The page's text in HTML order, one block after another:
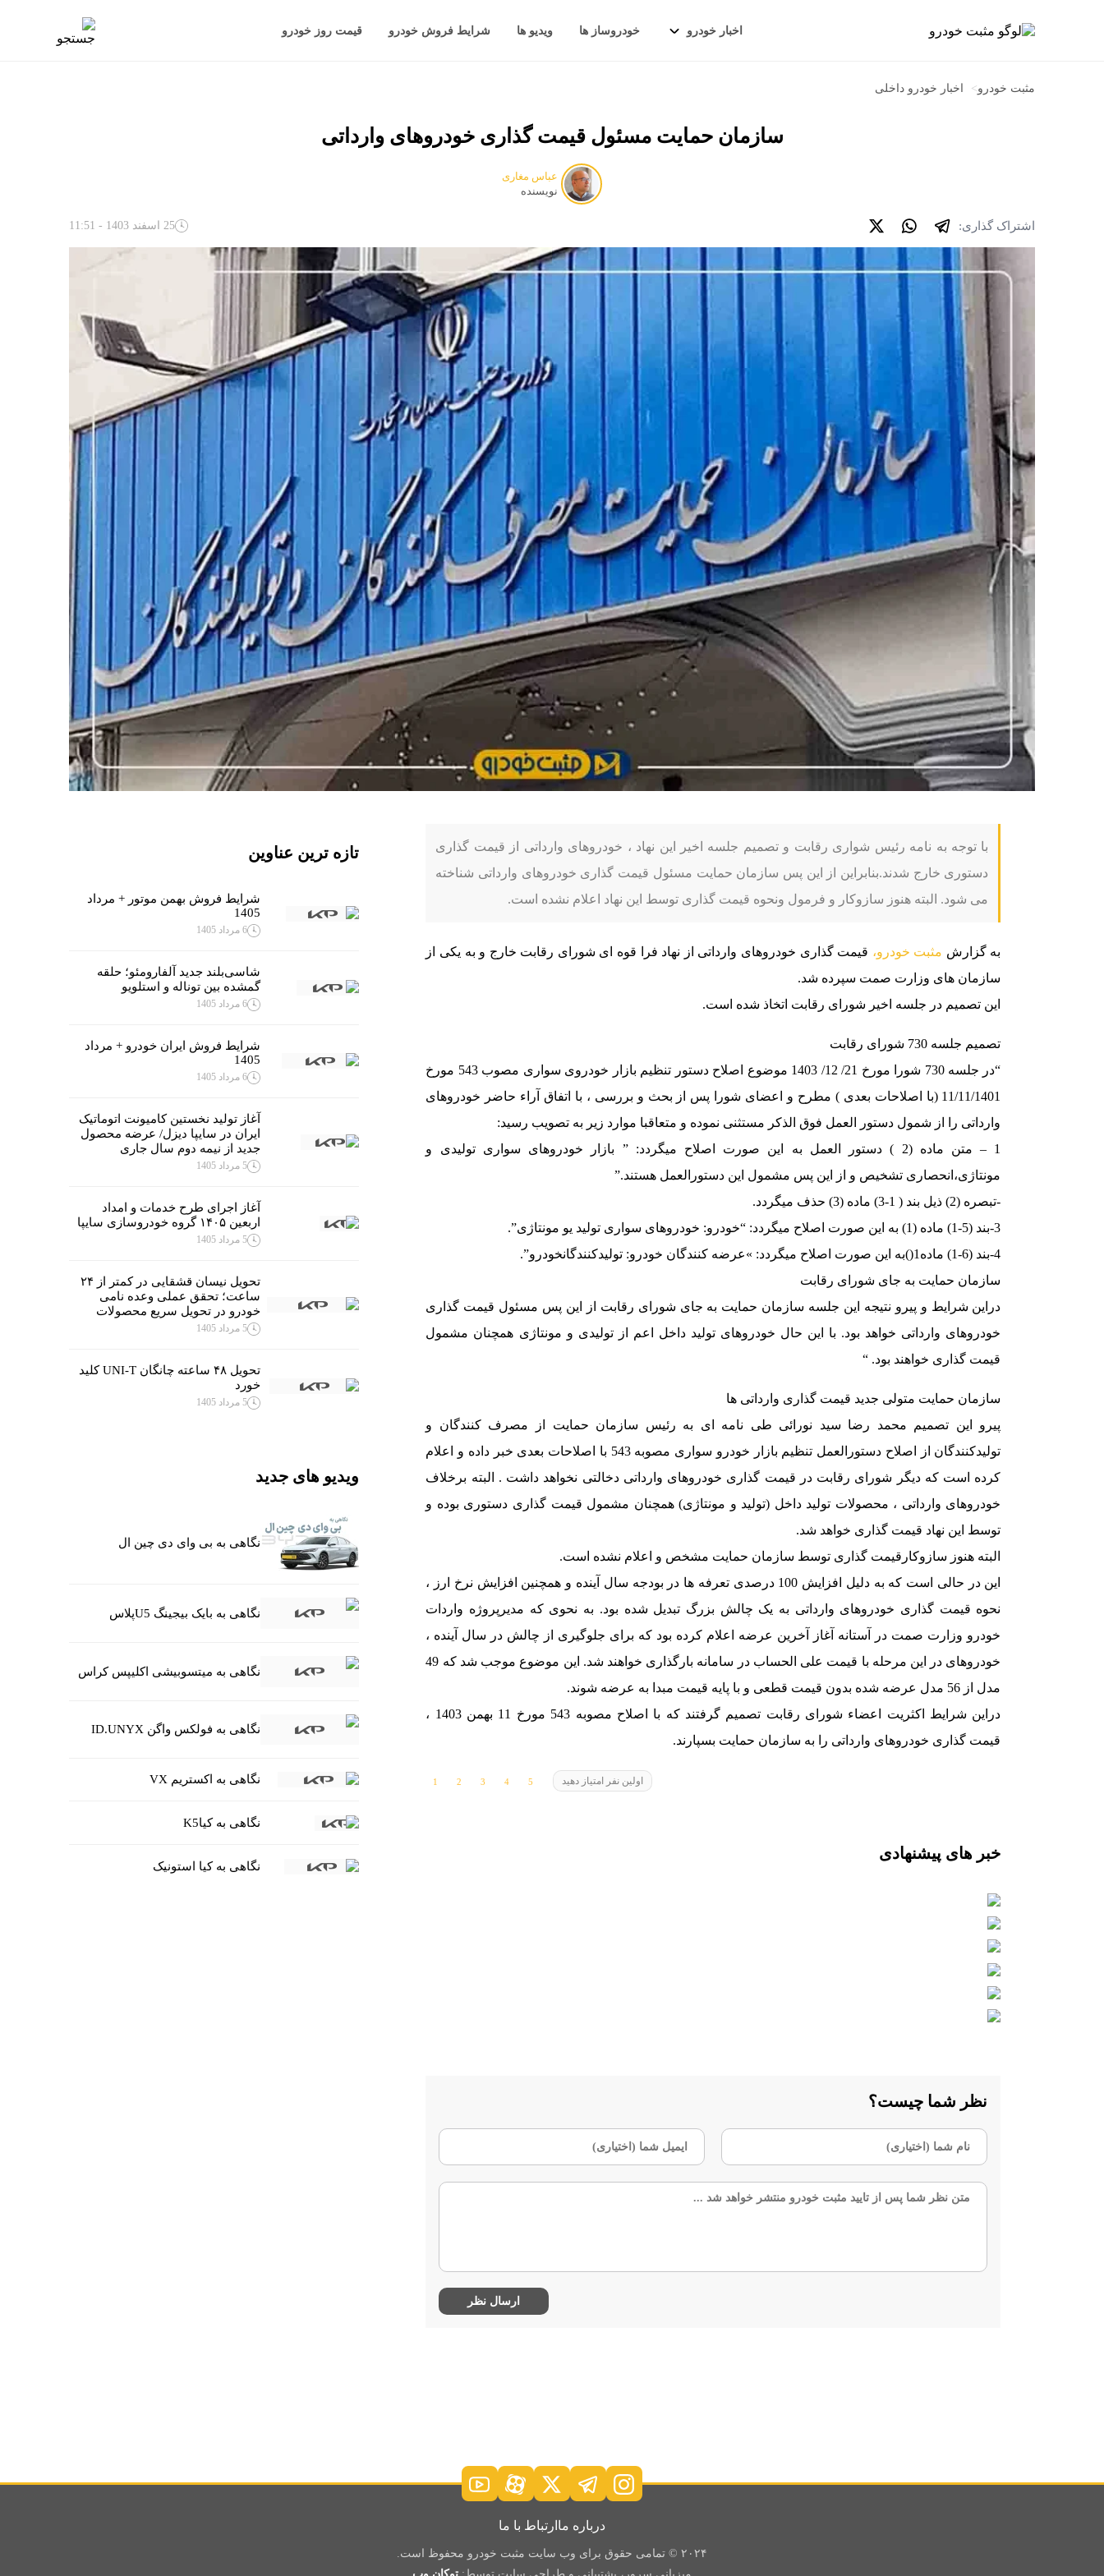
اخبار خودرو خودروساز ها ویدیو ها شرایط فروش خودرو قیمت روز خودرو
مثبت خودرو> اخبار خودرو داخلی
سازمان حمایت مسئول قیمت گذاری خودروهای وارداتی
عباس مغاری
نویسنده
اشتراک گذاری: 25 اسفند 1403 - 11:51
با توجه به نامه رئیس شواری رقابت و تصمیم جلسه اخیر این نهاد ، خودروهای وارداتی از قیمت گذاری
دستوری خارج شدند.بنابراین از این پس سازمان حمایت مسئول قیمت گذاری خودروهای وارداتی شناخته
می شود. البته هنوز سازوکار و فرمول ونحوه قیمت گذاری توسط این نهاد اعلام نشده است.
به گزارش مثبت خودرو، قیمت گذاری خودروهای وارداتی از نهاد فرا قوه ای شورای رقابت خارج و به یکی از
سازمان های وزارت صمت سپرده شد.
این تصمیم در جلسه اخیر شورای رقابت اتخاذ شده است.
تصمیم جلسه 730 شورای رقابت
“در جلسه 730 شورا مورخ 21/ 12/ 1403 موضوع اصلاح دستور تنظیم بازار خودروی سواری مصوب 543 مورخ
11/11/1401 (با اصلاحات بعدی ) مطرح و اعضای شورا پس از بحث و بررسی ، با اتفاق آراء حاضر خودروهای
وارداتی را از شمول دستور العمل فوق الذکر مستثنی نموده و متعاقبا موارد زیر به تصویب رسید:
1 – متن ماده (2 ) دستور العمل به این صورت اصلاح میگردد: ” بازار خودروهای سواری تولیدی و
مونتاژی،انحصاری تشخیص و از این پس مشمول این دستورالعمل هستند.”
-تبصره (2) ذیل بند ( 1-3) ماده (3) حذف میگردد.
3-بند (5-1) ماده (1) به این صورت اصلاح میگردد: “خودرو: خودروهای سواری تولید یو مونتاژی”.
4-بند (6-1) ماده1()به این صورت اصلاح میگردد: »عرضه کنندگان خودرو: تولیدکنندگانخودرو”.
سازمان حمایت به جای شورای رقابت
دراین شرایط و پیرو نتیجه این جلسه سازمان حمایت به جای شورای رقابت از این پس مسئول قیمت گذاری
خودروهای وارداتی خواهد بود. با این حال خودروهای تولید داخل اعم از تولیدی و مونتاژی همچنان مشمول
قیمت گذاری خواهند بود. “
سازمان حمایت متولی جدید قیمت گذاری وارداتی ها
پیرو این تصمیم محمد رضا سید نورائی طی نامه ای به رئیس سازمان حمایت از مصرف کنندگان و
تولیدکنندگان از اصلاح دستورالعمل تنظیم بازار خودرو سواری مصوبه 543 با اصلاحات بعدی خبر داده و اعلام
کرده است که دیگر شورای رقابت در قیمت گذاری خودروهای وارداتی دخالتی نخواهد داشت . البته برخلاف
خودروهای وارداتی ، محصولات تولید داخل (تولید و مونتاژی) همچنان مشمول قیمت گذاری دستوری بوده و
توسط این نهاد قیمت گذاری خواهد شد.
البته هنوز سازوکارقیمت گذاری توسط سازمان حمایت مشخص و اعلام نشده است.
این در حالی است که به دلیل افزایش 100 درصدی تعرفه ها در بودجه سال آینده و همچنین افزایش نرخ ارز ،
نحوه قیمت گذاری خودروهای وارداتی به یک چالش بزرگ تبدیل شده بود. به نحوی که مدیرپروژه واردات
خودرو وزارت صمت در آستانه آغاز آخرین عرضه اعلام کرده بود که برای جلوگیری از چالش در سال آینده ،
خودروهای در این مرحله با قیمت علی الحساب در سامانه بارگذاری خواهند شد. این موضوع موجب شد که 49
مدل از 56 مدل عرضه شده بدون قیمت قطعی و با پایه قیمت مبدا به عرضه شوند.
دراین شرایط اکثریت اعضاء شورای رقابت تصمیم گرفتند که با اصلاح مصوبه 543 مورخ 11 بهمن 1403 ،
قیمت گذاری خودروهای وارداتی را به سازمان حمایت بسپارند.
اولین نفر امتیاز دهید
خبر های پیشنهادی
نظر شما چیست؟
تازه ترین عناوین
شرایط فروش بهمن موتور + مرداد
1405
6 مرداد 1405
شاسی‌بلند جدید آلفارومئو؛ حلقه
گمشده بین توناله و استلویو
6 مرداد 1405
شرایط فروش ایران خودرو + مرداد
1405
6 مرداد 1405
آغاز تولید نخستین کامیونت اتوماتیک
ایران در سایپا دیزل/ عرضه محصول
جدید از نیمه دوم سال جاری
5 مرداد 1405
آغاز اجرای طرح خدمات و امداد
اربعین ۱۴۰۵ گروه خودروسازی سایپا
5 مرداد 1405
تحویل نیسان قشقایی در کمتر از ۲۴
ساعت؛ تحقق عملی وعده نامی
خودرو در تحویل سریع محصولات
5 مرداد 1405
تحویل ۴۸ ساعته چانگان UNI-T کلید
خورد
5 مرداد 1405
ویدیو های جدید
نگاهی به بی وای دی چین ال
نگاهی به بایک بیجینگ U5پلاس
نگاهی به میتسوبیشی اکلیپس کراس
نگاهی به فولکس واگن ID.UNYX
نگاهی به اکستریم VX
نگاهی به کیاK5
نگاهی به کیا استونیک
درباره ما ارتباط با ما
۲۰۲۴ © تمامی حقوق برای وب سایت مثبت خودرو محفوظ است.